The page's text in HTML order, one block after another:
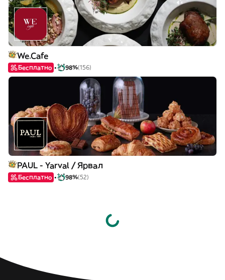
We.Cafe
Бесплатно 98%(156)
PAUL - Yarval / Ярвал
Бесплатно 98%(52)